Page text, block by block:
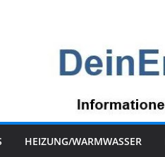
HEIZUNG/WARMWASSER